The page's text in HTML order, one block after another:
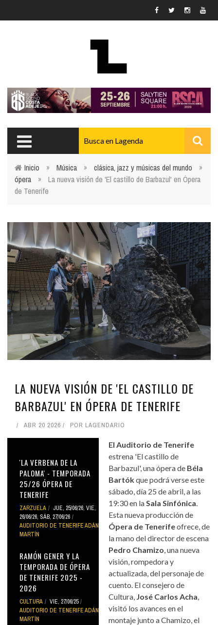
Usted está aquí
Inicio » Música » clásica, jazz y músicas del mundo
»
ópera
»
La nueva visión de 'El castillo de Barbazul' en Ópera
de Tenerife
LA NUEVA VISIÓN DE 'EL CASTILLO DE
BARBAZUL' EN ÓPERA DE TENERIFE
ABR 20 2026 POR LAGENDARIO
'LA VERBENA DE LA
PALOMA' - TEMPORADA
25/26 ÓPERA DE
TENERIFE
ZARZUELA JUE, 25/06/26, VIE,
26/06/26, SÁB, 27/06/26
AUDITORIO DE TENERIFE ADÁN
MARTÍN
RAMÓN GENER Y LA
TEMPORADA DE ÓPERA
DE TENERIFE 2025 -
2026
CULTURA
VIE, 27/06/25
AUDITORIO DE TENERIFE ADÁN
MARTÍN
El Auditorio de Tenerife
estrena 'El castillo de
Barbazul', una ópera de Béla
Bartókque podrá verse este
sábado, día 25 de abril, a las
19:30 en laSala Sinfónica.
Esta nueva producción de
Ópera de Tenerifeofrece, de
la mano del director de escena
Pedro Chamizo, una nueva
visión, rompedora y
actualizada, del personaje de
cuento. El consejero de
Cultura, José Carlos Acha,
visitó los avances en el
montaje junto a Chamizo, el